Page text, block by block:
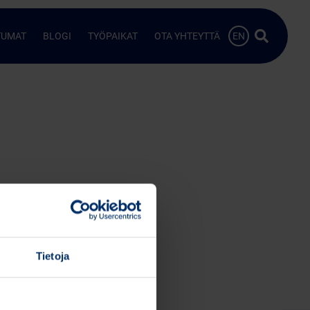
Tietoja
BLOGI TYÖPAIKAT OTA YHTEYTTÄ EN Hae…